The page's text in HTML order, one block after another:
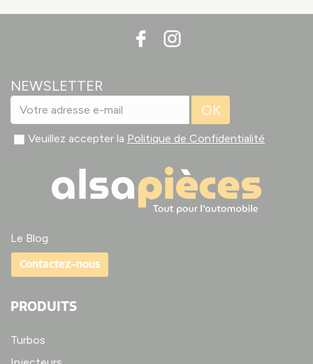
NEWSLETTER
OK
Veuillez accepter la Politique de Confidentialité
Le Blog
Contactez-nous
PRODUITS
Turbos